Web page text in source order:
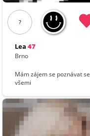
?
Lea 47
Brno
Mám zájem se poznávat se
všemi